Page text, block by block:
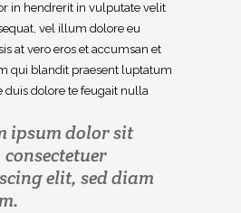
in hendrerit in vulputate velit
vel illum dolore eu
at vero eros et accumsan et
qui blandit praesent luptatum
duis dolore te feugait nulla
ipsum dolor sit
consectetuer
elit, sed diam